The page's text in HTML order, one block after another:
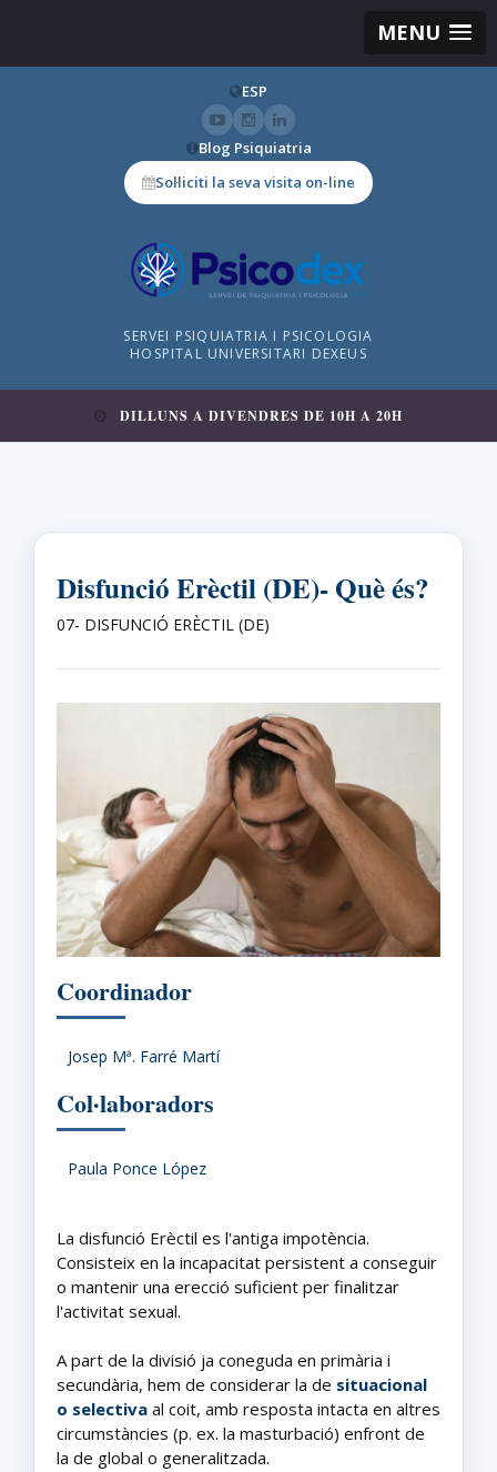
MENU
ESP
Blog Psiquiatria
Sol·liciti la seva visita on-line
SERVEI PSIQUIATRIA I PSICOLOGIA
HOSPITAL UNIVERSITARI DEXEUS
DILLUNS A DIVENDRES DE 10H A 20H
Disfunció Erèctil (DE)- Què és?
07- DISFUNCIÓ ERÈCTIL (DE)
Coordinador
Josep Mª. Farré Martí
Col·laboradors
Paula Ponce López
La disfunció Erèctil es l'antiga impotència.
Consisteix en la incapacitat persistent a conseguir
o mantenir una erecció suficient per finalitzar
l'activitat sexual.
A part de la divisió ja coneguda en primària i
secundària, hem de considerar la de situacional
o selectiva al coit, amb resposta intacta en altres
circumstàncies (p. ex. la masturbació) enfront de
la de global o generalitzada.